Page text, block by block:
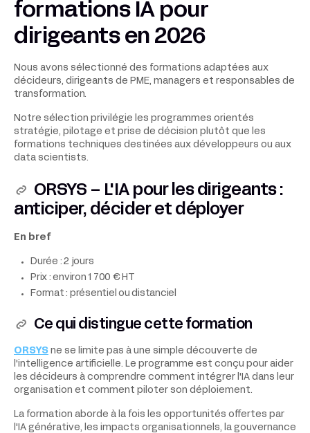
formations IA pour
dirigeants en 2026
Nous avons sélectionné des formations adaptées aux
décideurs, dirigeants de PME, managers et responsables de
transformation.
Notre sélection privilégie les programmes orientés
stratégie, pilotage et prise de décision plutôt que les
formations techniques destinées aux développeurs ou aux
data scientists.
ORSYS – L'IA pour les dirigeants :
anticiper, décider et déployer
En bref
Durée : 2 jours
Prix : environ 1 700 € HT
Format : présentiel ou distanciel
Ce qui distingue cette formation
ORSYS ne se limite pas à une simple découverte de
l'intelligence artificielle. Le programme est conçu pour aider
les décideurs à comprendre comment intégrer l'IA dans leur
organisation et comment piloter son déploiement.
La formation aborde à la fois les opportunités offertes par
l'IA générative, les impacts organisationnels, la gouvernance